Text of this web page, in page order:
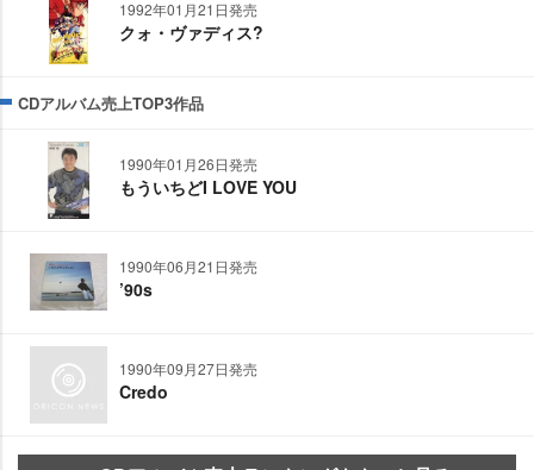
1992年01月21日発売
クォ・ヴァディス?
CDアルバム売上TOP3作品
1990年01月26日発売
もういちどI LOVE YOU
1990年06月21日発売
’90s
1990年09月27日発売
Credo